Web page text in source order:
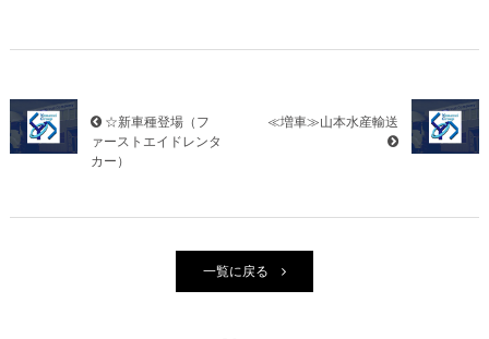
☆新車種登場（フ
ァーストエイドレンタ
カー）
≪増車≫山本水産輸送
一覧に戻る